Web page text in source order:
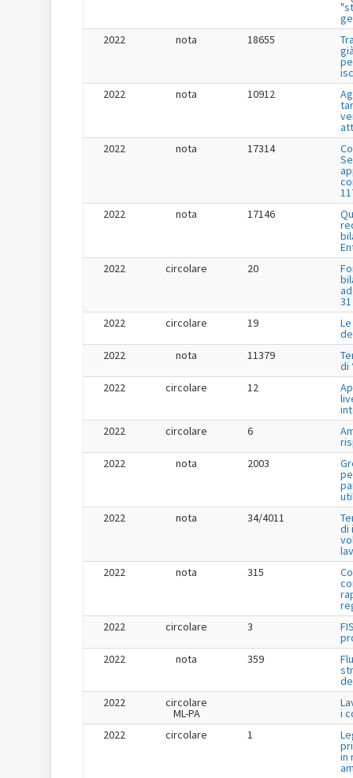
2022
nota 18655
2022
nota 10912
2022
nota 17314
2022
nota 17146
2022
circolare 20
2022
circolare 19
2022
nota 11379
di
2022
circolare 12
2022
circolare 6
2022
nota 2003
2022
nota 34/4011
di
2022
nota 315
2022
circolare 3
2022
nota 359
2022
circolare
ML-PA
i
2022
circolare 1
in